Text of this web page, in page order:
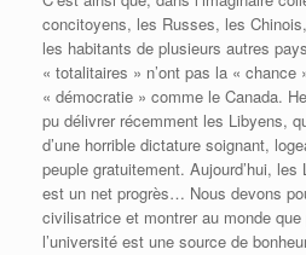
concitoyens, les Russes, les
les habitants de plusieurs autres
« totalitaires » n’ont pas la « chance
« démocratie » comme le Canada.
pu délivrer récemment les Libyens,
d’une horrible dictature soignant,
peuple gratuitement. Aujourd’hui,
est un net progrès… Nous devons
civilisatrice et montrer au monde
l’université est une source de